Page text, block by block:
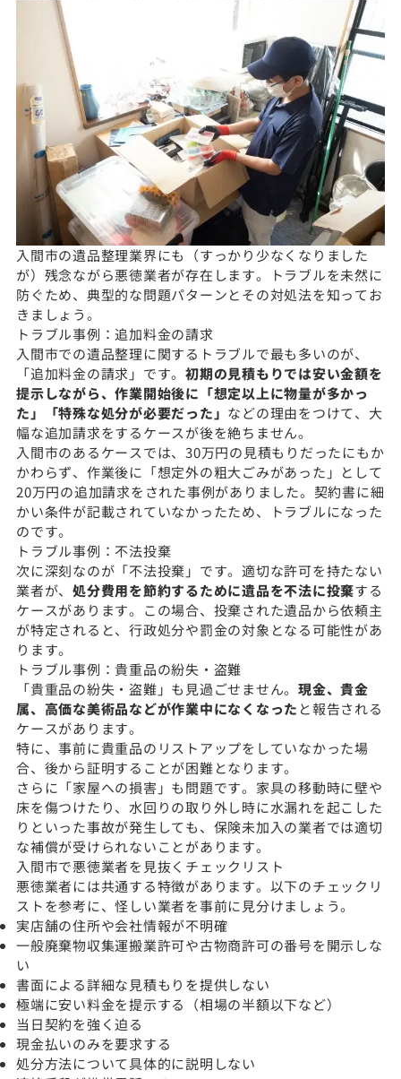
入間市の遺品整理業界にも（すっかり少なくなりました
が）残念ながら悪徳業者が存在します。トラブルを未然に
防ぐため、典型的な問題パターンとその対処法を知ってお
きましょう。
トラブル事例：追加料金の請求
入間市での遺品整理に関するトラブルで最も多いのが、
「追加料金の請求」です。 初期の見積もりでは安い金額を
提示しながら、作業開始後に「想定以上に物量が多かっ
た」「特殊な処分が必要だった」 などの理由をつけて、大
幅な追加請求をするケースが後を絶ちません。
入間市のあるケースでは、30万円の見積もりだったにもか
かわらず、作業後に「想定外の粗大ごみがあった」として
20万円の追加請求をされた事例がありました。契約書に細
かい条件が記載されていなかったため、トラブルになった
のです。
トラブル事例：不法投棄
次に深刻なのが「不法投棄」です。適切な許可を持たない
業者が、 処分費用を節約するために遺品を不法に投棄する
ケースがあります。この場合、投棄された遺品から依頼主
が特定されると、行政処分や罰金の対象となる可能性があ
ります。
トラブル事例：貴重品の紛失・盗難
「貴重品の紛失・盗難」も見過ごせません。 現金、貴金
属、高価な美術品などが作業中になくなった と報告される
ケースがあります。
特に、事前に貴重品のリストアップをしていなかった場
合、後から証明することが困難となります。
さらに「家屋への損害」も問題です。家具の移動時に壁や
床を傷つけたり、水回りの取り外し時に水漏れを起こした
りといった事故が発生しても、保険未加入の業者では適切
な補償が受けられないことがあります。
入間市で悪徳業者を見抜くチェックリスト
悪徳業者には共通する特徴があります。以下のチェックリ
ストを参考に、怪しい業者を事前に見分けましょう。
実店舗の住所や会社情報が不明確
一般廃棄物収集運搬業許可や古物商許可の番号を開示しな
い
書面による詳細な見積もりを提供しない
極端に安い料金を提示する（相場の半額以下など）
当日契約を強く迫る
現金払いのみを要求する
処分方法について具体的に説明しない